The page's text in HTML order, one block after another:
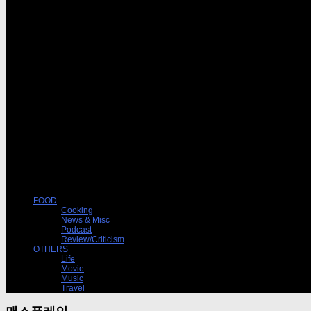
FOOD
Cooking
News & Misc
Podcast
Review/Criticism
OTHERS
Life
Movie
Music
Travel